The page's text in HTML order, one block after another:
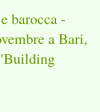
barocca -
a Bari,